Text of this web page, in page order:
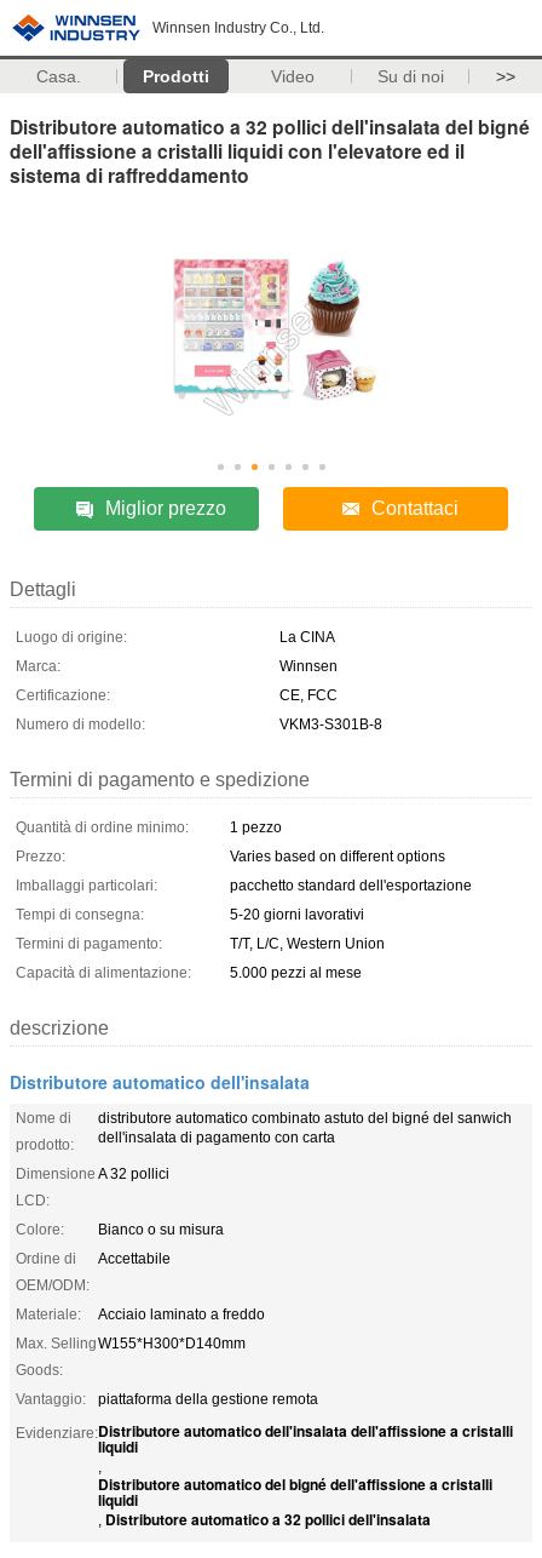
Winnsen Industry Co., Ltd.
Casa. Prodotti Video Su di noi >>
Distributore automatico a 32 pollici dell'insalata del bigné
dell'affissione a cristalli liquidi con l'elevatore ed il
sistema di raffreddamento
Miglior prezzo Contattaci
Dettagli
Luogo di origine:
La CINA
Marca:
Winnsen
Certificazione:
CE, FCC
Numero di modello:
VKM3-S301B-8
Termini di pagamento e spedizione
Quantità di ordine minimo:
1 pezzo
Prezzo:
Varies based on different options
Imballaggi particolari:
pacchetto standard dell'esportazione
Tempi di consegna:
5-20 giorni lavorativi
Termini di pagamento:
T/T, L/C, Western Union
Capacità di alimentazione:
5.000 pezzi al mese
descrizione
Distributore automatico dell'insalata
Nome di
prodotto:
distributore automatico combinato astuto del bigné del sanwich
dell'insalata di pagamento con carta
Dimensione
LCD:
A 32 pollici
Colore:
Bianco o su misura
Ordine di
OEM/ODM:
Accettabile
Materiale:
Acciaio laminato a freddo
Max. Selling
Goods:
W155*H300*D140mm
Vantaggio:
piattaforma della gestione remota
Evidenziare:Distributore automatico dell'insalata dell'affissione a cristalli
liquidi
,
Distributore automatico del bigné dell'affissione a cristalli
liquidi
, Distributore automatico a 32 pollici dell'insalata